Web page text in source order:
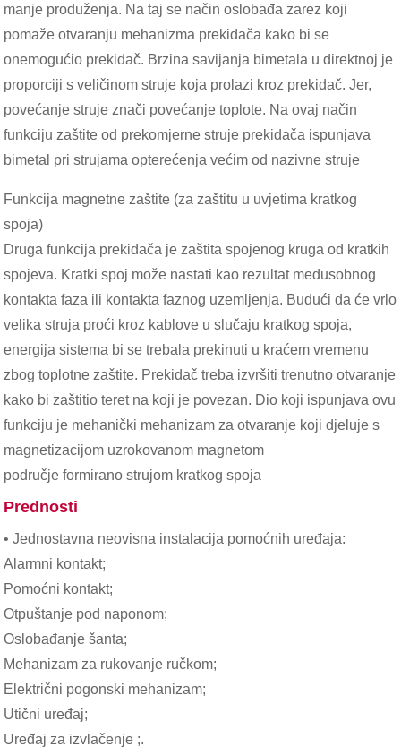
manje produženja. Na taj se način oslobađa zarez koji
pomaže otvaranju mehanizma prekidača kako bi se
onemogućio prekidač. Brzina savijanja bimetala u direktnoj je
proporciji s veličinom struje koja prolazi kroz prekidač. Jer,
povećanje struje znači povećanje toplote. Na ovaj način
funkciju zaštite od prekomjerne struje prekidača ispunjava
bimetal pri strujama opterećenja većim od nazivne struje
Funkcija magnetne zaštite (za zaštitu u uvjetima kratkog
spoja)
Druga funkcija prekidača je zaštita spojenog kruga od kratkih
spojeva. Kratki spoj može nastati kao rezultat međusobnog
kontakta faza ili kontakta faznog uzemljenja. Budući da će vrlo
velika struja proći kroz kablove u slučaju kratkog spoja,
energija sistema bi se trebala prekinuti u kraćem vremenu
zbog toplotne zaštite. Prekidač treba izvršiti trenutno otvaranje
kako bi zaštitio teret na koji je povezan. Dio koji ispunjava ovu
funkciju je mehanički mehanizam za otvaranje koji djeluje s
magnetizacijom uzrokovanom magnetom
područje formirano strujom kratkog spoja
Prednosti
• Jednostavna neovisna instalacija pomoćnih uređaja:
Alarmni kontakt;
Pomoćni kontakt;
Otpuštanje pod naponom;
Oslobađanje šanta;
Mehanizam za rukovanje ručkom;
Električni pogonski mehanizam;
Utični uređaj;
Uređaj za izvlačenje ;.